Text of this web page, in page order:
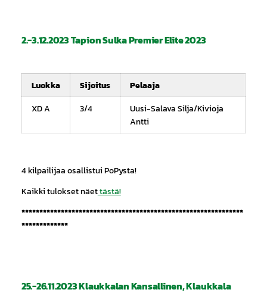
2.-3.12.2023 Tapion Sulka Premier Elite 2023
Luokka Sijoitus
Pelaaja
XD A
3/4
Uusi-Salava Silja/Kivioja
Antti
4 kilpailijaa osallistui PoPysta!
Kaikki tulokset näettästä!
**************************************************************
*************
25.-26.11.2023 Klaukkalan Kansallinen, Klaukkala